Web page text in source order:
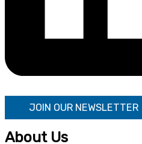
JOIN OUR NEWSLETTER
About Us